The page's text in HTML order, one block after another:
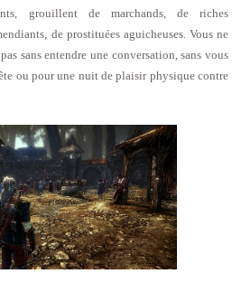
grouillent de marchands, de riches
de prostituées aguicheuses. Vous ne
sans entendre une conversation, sans vous
ou pour une nuit de plaisir physique contre